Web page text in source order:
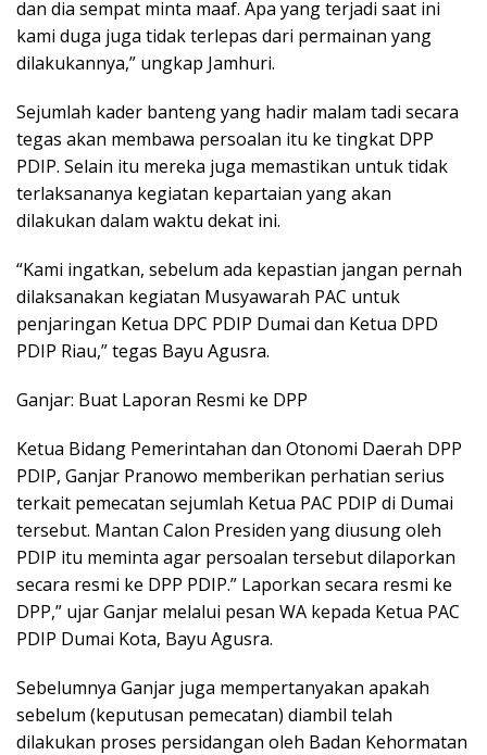
dan dia sempat minta maaf. Apa yang terjadi saat ini
kami duga juga tidak terlepas dari permainan yang
dilakukannya,” ungkap Jamhuri.
Sejumlah kader banteng yang hadir malam tadi secara
tegas akan membawa persoalan itu ke tingkat DPP
PDIP. Selain itu mereka juga memastikan untuk tidak
terlaksananya kegiatan kepartaian yang akan
dilakukan dalam waktu dekat ini.
“Kami ingatkan, sebelum ada kepastian jangan pernah
dilaksanakan kegiatan Musyawarah PAC untuk
penjaringan Ketua DPC PDIP Dumai dan Ketua DPD
PDIP Riau,” tegas Bayu Agusra.
Ganjar: Buat Laporan Resmi ke DPP
Ketua Bidang Pemerintahan dan Otonomi Daerah DPP
PDIP, Ganjar Pranowo memberikan perhatian serius
terkait pemecatan sejumlah Ketua PAC PDIP di Dumai
tersebut. Mantan Calon Presiden yang diusung oleh
PDIP itu meminta agar persoalan tersebut dilaporkan
secara resmi ke DPP PDIP.” Laporkan secara resmi ke
DPP,” ujar Ganjar melalui pesan WA kepada Ketua PAC
PDIP Dumai Kota, Bayu Agusra.
Sebelumnya Ganjar juga mempertanyakan apakah
sebelum (keputusan pemecatan) diambil telah
dilakukan proses persidangan oleh Badan Kehormatan